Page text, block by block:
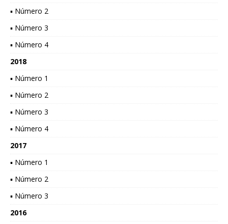
▪ Número 2
▪ Número 3
▪ Número 4
2018
▪ Número 1
▪ Número 2
▪ Número 3
▪ Número 4
2017
▪ Número 1
▪ Número 2
▪ Número 3
2016